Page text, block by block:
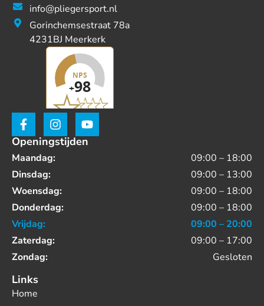
info@pliegersport.nl
Gorinchemsestraat 78a
4231BJ Meerkerk
Openingstijden
Maandag:
09:00 – 18:00
Dinsdag:
09:00 – 13:00
Woensdag:
09:00 – 18:00
Donderdag:
09:00 – 18:00
Vrijdag:
09:00 – 20:00
Zaterdag:
09:00 – 17:00
Zondag:
Gesloten
Links
Home